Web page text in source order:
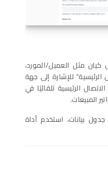
مثل العميل/المورد،
للإشارة إلى جهة
الرئيسية تلقائيًا في
المبيعات.
بيانات، استخدم أداة